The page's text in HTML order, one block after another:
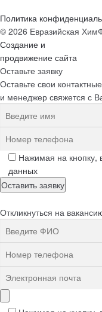
Политика
© 2026 Евразийская
Создание и
продвижение сайта
Оставьте заявку
Оставьте свои
и менеджер свяжется с
Нажимая на кнопку,
данных
Откликнуться на